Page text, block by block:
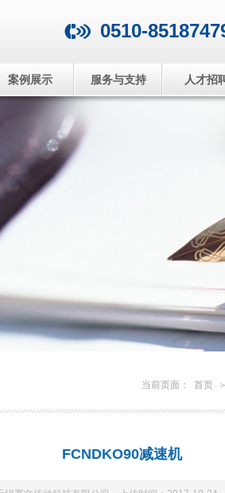
0510-
案例展示 服务与支持 人才招
当前页面： 首页 ＞
FCNDKO90减速机